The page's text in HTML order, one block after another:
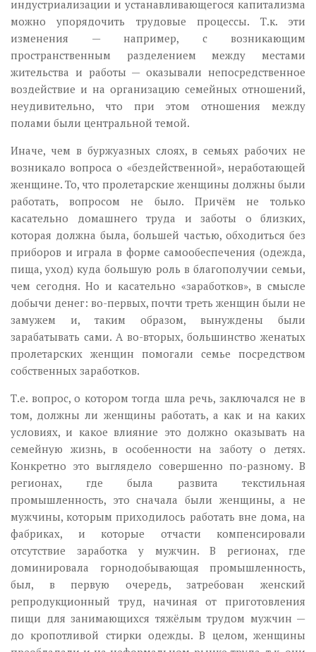
индустриализации и устанавливающегося капитализма
можно упорядочить трудовые процессы. Т.к. эти
изменения — например, с возникающим
пространственным разделением между местами
жительства и работы — оказывали непосредственное
воздействие и на организацию семейных отношений,
неудивительно, что при этом отношения между
полами были центральной темой.
Иначе, чем в буржуазных слоях, в семьях рабочих не
возникало вопроса о «бездейственной», неработающей
женщине. То, что пролетарские женщины должны были
работать, вопросом не было. Причём не только
касательно домашнего труда и заботы о близких,
которая должна была, большей частью, обходиться без
приборов и играла в форме самообеспечения (одежда,
пища, уход) куда большую роль в благополучии семьи,
чем сегодня. Но и касательно «заработков», в смысле
добычи денег: во-первых, почти треть женщин были не
замужем и, таким образом, вынуждены были
зарабатывать сами. А во-вторых, большинство женатых
пролетарских женщин помогали семье посредством
собственных заработков.
Т.е. вопрос, о котором тогда шла речь, заключался не в
том, должны ли женщины работать, а как и на каких
условиях, и какое влияние это должно оказывать на
семейную жизнь, в особенности на заботу о детях.
Конкретно это выглядело совершенно по-разному. В
регионах, где была развита текстильная
промышленность, это сначала были женщины, а не
мужчины, которым приходилось работать вне дома, на
фабриках, и которые отчасти компенсировали
отсутствие заработка у мужчин. В регионах, где
доминировала горнодобывающая промышленность,
был, в первую очередь, затребован женский
репродукционный труд, начиная от приготовления
пищи для занимающихся тяжёлым трудом мужчин —
до кропотливой стирки одежды. В целом, женщины